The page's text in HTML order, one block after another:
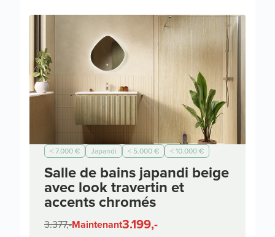
< 7.000 € Japandi < 5.000 € < 10.000 €
Salle de bains japandi beige
avec look travertin et
accents chromés
3.377,-Maintenant3.199,-